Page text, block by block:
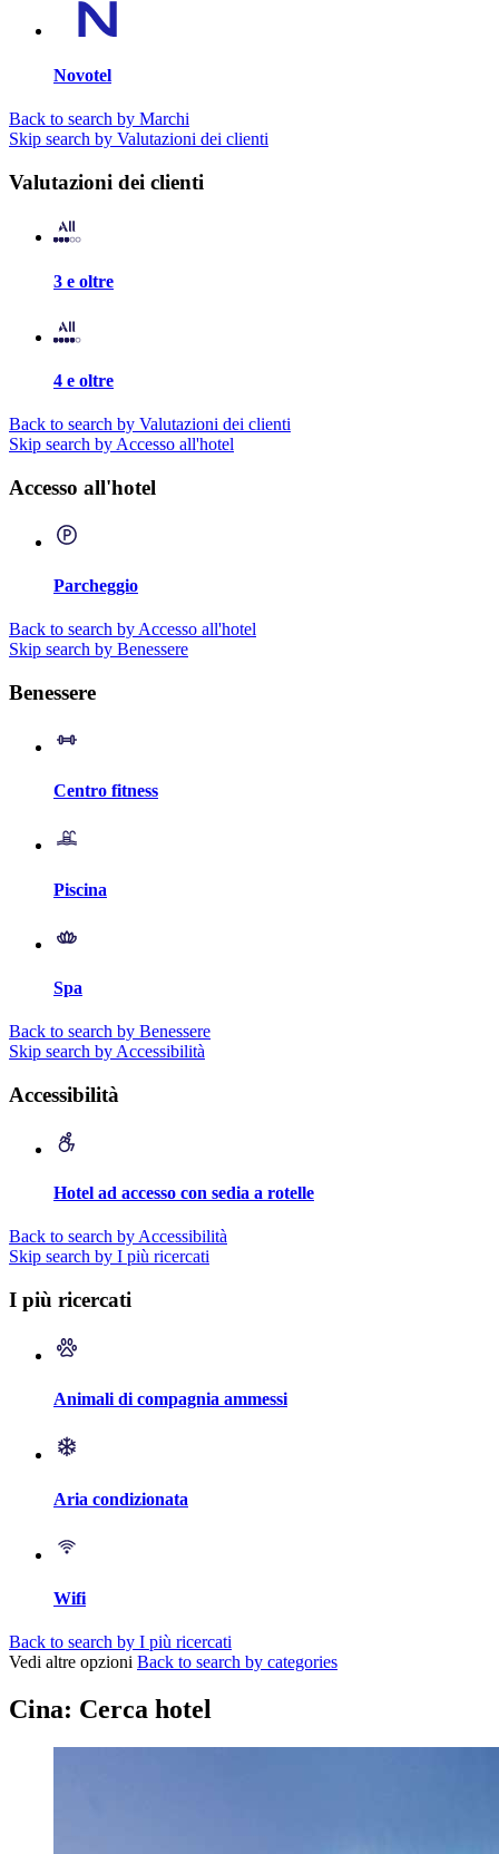
Novotel
Back to search by Marchi
Skip search by Valutazioni dei clienti
Valutazioni dei clienti
3 e oltre
4 e oltre
Back to search by Valutazioni dei clienti
Skip search by Accesso all'hotel
Accesso all'hotel
Parcheggio
Back to search by Accesso all'hotel
Skip search by Benessere
Benessere
Centro fitness
Piscina
Spa
Back to search by Benessere
Skip search by Accessibilità
Accessibilità
Hotel ad accesso con sedia a rotelle
Back to search by Accessibilità
Skip search by I più ricercati
I più ricercati
Animali di compagnia ammessi
Aria condizionata
Wifi
Back to search by I più ricercati
Vedi altre opzioni Back to search by categories
Cina: Cerca hotel